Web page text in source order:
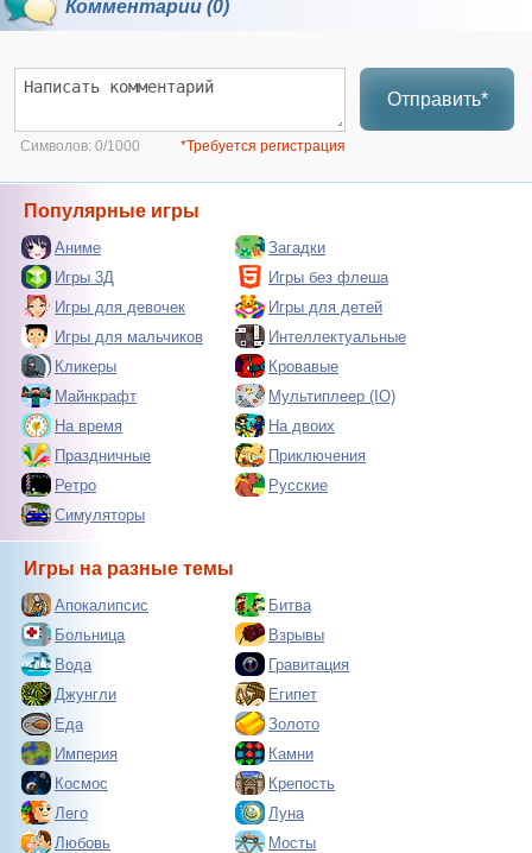
Комментарии (0)
Отправить*
Символов: 0/1000 *Требуется регистрация
Популярные игры
Аниме
Загадки
Игры 3Д
Игры без флеша
Игры для девочек
Игры для детей
Игры для мальчиков
Интеллектуальные
Кликеры
Кровавые
Майнкрафт
Мультиплеер (IO)
На время
На двоих
Праздничные
Приключения
Ретро
Русские
Симуляторы
Игры на разные темы
Апокалипсис
Битва
Больница
Взрывы
Вода
Гравитация
Джунгли
Египет
Еда
Золото
Империя
Камни
Космос
Крепость
Лего
Луна
Любовь
Мосты